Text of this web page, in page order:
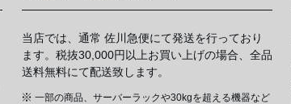
当店では、通常 佐川急便にて発送を行っており
ます。税抜30,000円以上お買い上げの場合、全品
送料無料にて配送致します。
一部の商品、サーバーラックや30kgを超える機器など